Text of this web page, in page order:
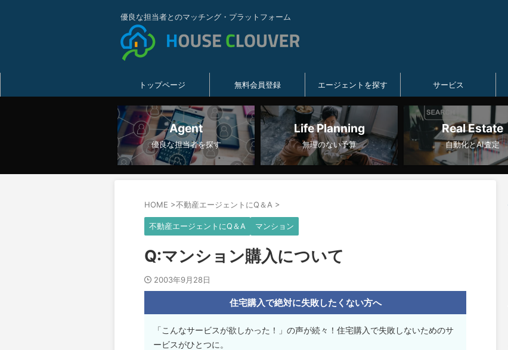
優良な担当者とのマッチング・プラットフォーム
トップページ 無料会員登録 エージェントを探す サービス
Agent
優良な担当者を探す
Life Planning
無理のない予算
Real Estate
自動化とAI査定
HOME >不動産エージェントにQ＆A >
不動産エージェントにQ＆A マンション
Q:マンション購入について
2003年9月28日
住宅購入で絶対に失敗したくない方へ
「こんなサービスが欲しかった！」の声が続々！住宅購入で失敗しないためのサ
ービスがひとつに。